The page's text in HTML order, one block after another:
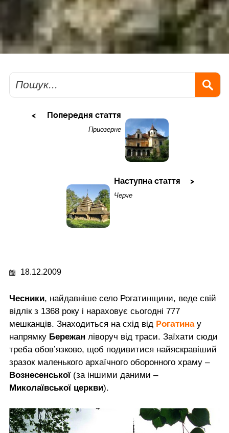
Пошук
Попередня стаття
Приозерне
Наступна стаття
Черче
18.12.2009
Чесники, найдавніше село Рогатинщини, веде cвій
відлік з 1368 року і нараховує сьогодні 777
мешканців. Знаходиться на схід від Рогатина у
напрямку Бережан ліворуч від траси. Заїхати сюди
треба обов’язково, щоб подивитися найяскравіший
зразок маленького архаїчного оборонного храму –
Вознесенської (за іншими даними –
Миколаївської церкви).